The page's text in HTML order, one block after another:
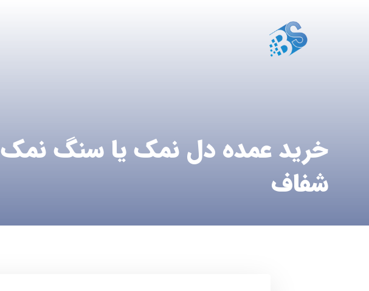
خرید عمده دل نمک یا سنگ نمک
شفاف